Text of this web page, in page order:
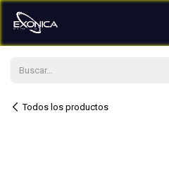
Ir al contenido
Todos los productos